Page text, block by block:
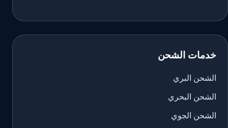
خدمات الشحن
الشحن البري
الشحن البحري
الشحن الجوي